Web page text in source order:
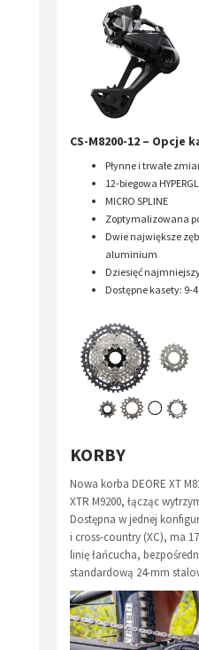
CS-M8200-12 – Opcje
Płynne i trwałe
12-biegowa
MICRO SPLINE
Zoptymalizowana
Dwie największe
aluminium
Dziesięć
Dostępne kasety: 9-
KORBY
Nowa korba DEORE XT
XTR M9200, łącząc
Dostępna w jednej
i cross-country (XC), ma
linię łańcucha,
standardową 24-mm